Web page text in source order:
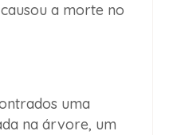
a morte no
uma
na árvore, um